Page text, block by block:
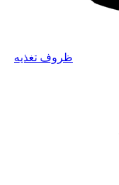
ظروف تغذیه